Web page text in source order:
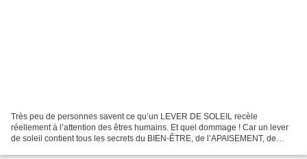
Très peu de personnes savent ce qu’un LEVER DE SOLEIL recèle
réellement à l’attention des êtres humains. Et quel dommage ! Car un lever
de soleil contient tous les secrets du BIEN-ÊTRE, de l’APAISEMENT, de